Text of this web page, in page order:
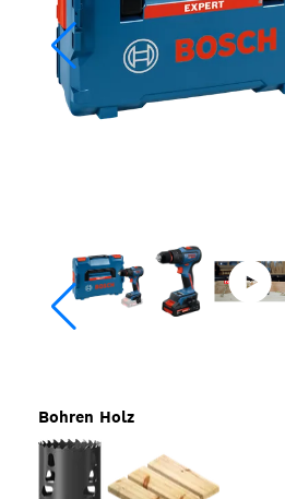
Bohren Holz